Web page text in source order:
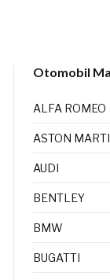
Otomobil
ALFA ROMEO
ASTON
AUDI
BENTLEY
BMW
BUGATTI